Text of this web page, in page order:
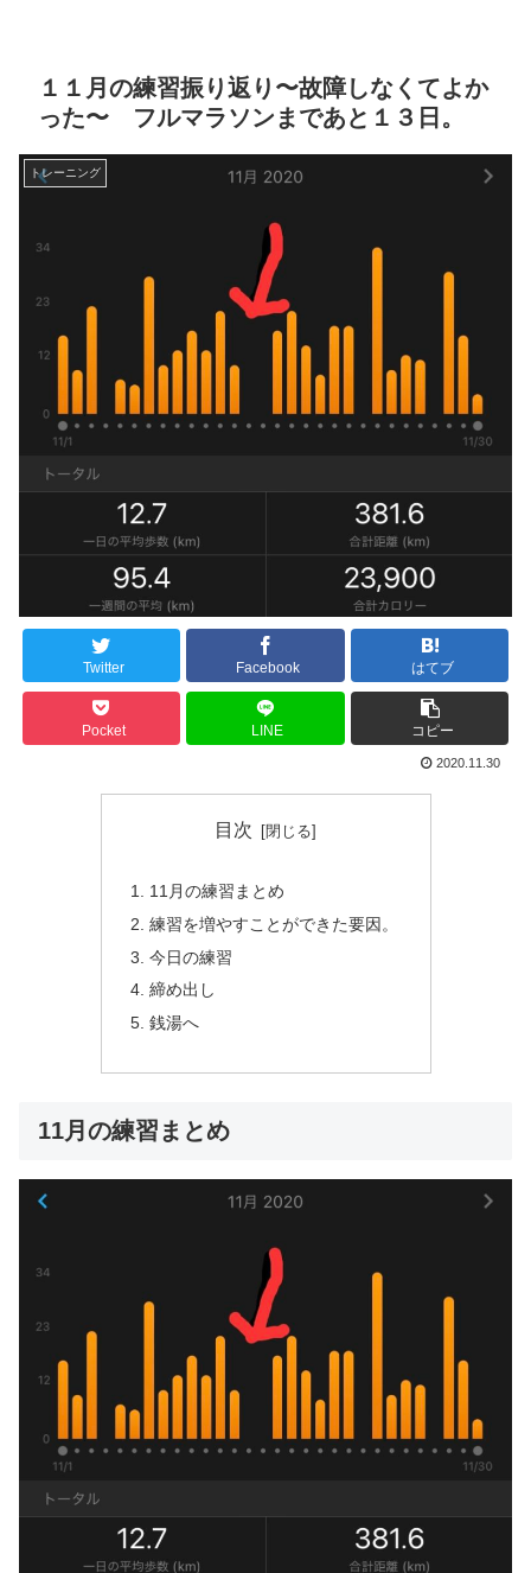
１１月の練習振り返り〜故障しなくてよか
った〜 フルマラソンまであと１３日。
トレーニング
Twitter Facebook はてブ
Pocket LINE コピー
2020.11.30
目次
11月の練習まとめ
練習を増やすことができた要因。
今日の練習
締め出し
銭湯へ
11月の練習まとめ